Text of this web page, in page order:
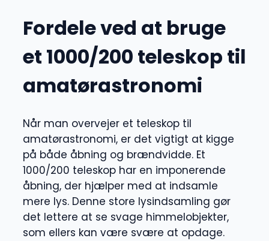
Fordele ved at bruge
et 1000/200 teleskop til
amatørastronomi
Når man overvejer et teleskop til
amatørastronomi, er det vigtigt at kigge
på både åbning og brændvidde. Et
1000/200 teleskop har en imponerende
åbning, der hjælper med at indsamle
mere lys. Denne store lysindsamling gør
det lettere at se svage himmelobjekter,
som ellers kan være svære at opdage.